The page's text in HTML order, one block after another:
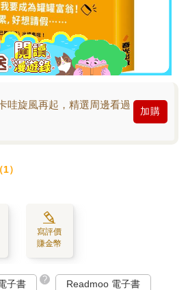
哇旋風再起，精選周邊看過
加購
寫評價
賺金幣
子書 ? Readmoo 電子書